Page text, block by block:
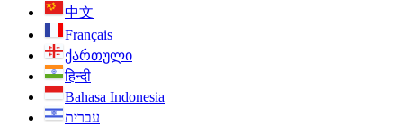
中文
Français
ქართული
हिन्दी
Bahasa Indonesia
עברית